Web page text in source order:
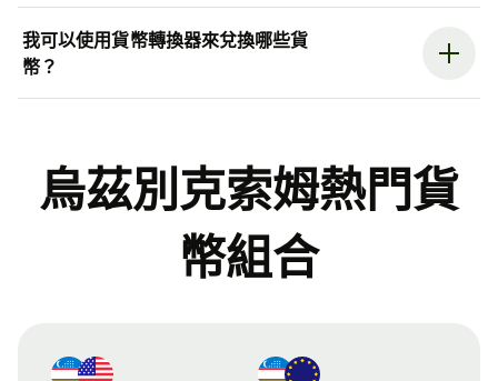
我可以使用貨幣轉換器來兌換哪些貨
幣？
烏茲別克索姆熱門貨
幣組合